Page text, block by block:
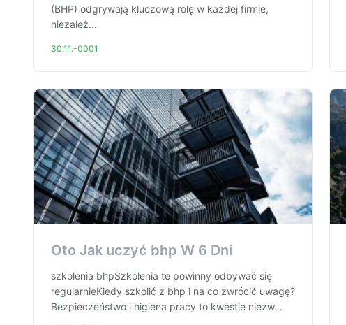
(BHP) odgrywają kluczową rolę w każdej firmie,
niezależ...
30.11.-0001
Oto Jak uczyć bhp W 6 Dni
szkolenia bhpSzkolenia te powinny odbywać się
regularnieKiedy szkolić z bhp i na co zwrócić uwagę?
Bezpieczeństwo i higiena pracy to kwestie niezw...